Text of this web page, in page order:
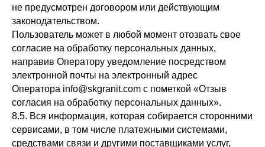
не предусмотрен договором или действующим
законодательством.
Пользователь может в любой момент отозвать свое
согласие на обработку персональных данных,
направив Оператору уведомление посредством
электронной почты на электронный адрес
Оператора info@skgranit.com с пометкой «Отзыв
согласия на обработку персональных данных».
8.5. Вся информация, которая собирается сторонними
сервисами, в том числе платежными системами,
средствами связи и другими поставщиками услуг,